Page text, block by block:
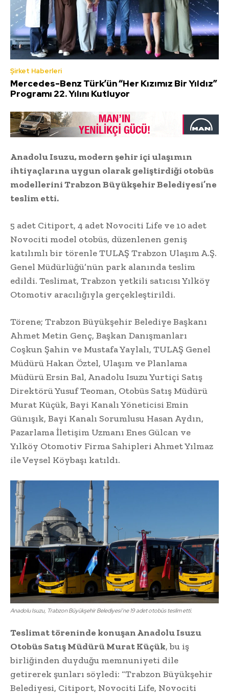
Şirket Haberleri
Mercedes-Benz Türk’ün “Her Kızımız Bir Yıldız”
Programı 22. Yılını Kutluyor
Anadolu Isuzu, modern şehir içi ulaşımın
ihtiyaçlarına uygun olarak geliştirdiği otobüs
modellerini Trabzon Büyükşehir Belediyesi’ne
teslim etti.
5 adet Citiport, 4 adet Novociti Life ve 10 adet
Novociti model otobüs, düzenlenen geniş
katılımlı bir törenle TULAŞ Trabzon Ulaşım A.Ş.
Genel Müdürlüğü’nün park alanında teslim
edildi. Teslimat, Trabzon yetkili satıcısı Yılköy
Otomotiv aracılığıyla gerçekleştirildi.
Törene; Trabzon Büyükşehir Belediye Başkanı
Ahmet Metin Genç, Başkan Danışmanları
Coşkun Şahin ve Mustafa Yaylalı, TULAŞ Genel
Müdürü Hakan Öztel, Ulaşım ve Planlama
Müdürü Ersin Bal, Anadolu Isuzu Yurtiçi Satış
Direktörü Yusuf Teoman, Otobüs Satış Müdürü
Murat Küçük, Bayi Kanalı Yöneticisi Emin
Günışık, Bayi Kanalı Sorumlusu Hasan Aydın,
Pazarlama İletişim Uzmanı Enes Gülcan ve
Yılköy Otomotiv Firma Sahipleri Ahmet Yılmaz
ile Veysel Köybaşı katıldı.
Anadolu Isuzu, Trabzon Büyükşehir Belediyesi’ne 19 adet otobüs teslim etti.
Teslimat töreninde konuşan Anadolu Isuzu
Otobüs Satış Müdürü Murat Küçük, bu iş
birliğinden duyduğu memnuniyeti dile
getirerek şunları söyledi: “Trabzon Büyükşehir
Belediyesi, Citiport, Novociti Life, Novociti